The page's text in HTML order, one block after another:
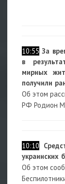
10:55 За
в
мирных
получили
Об этом
РФ Родион
10:10
украинских
Об этом